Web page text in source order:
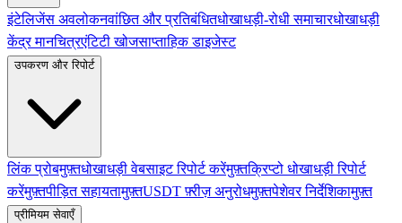
इंटेलिजेंस अवलोकनवांछित और प्रतिबंधितधोखाधड़ी-रोधी समाचारधोखाधड़ी
केंद्र मानचित्रएंटिटी खोजसाप्ताहिक डाइजेस्ट
उपकरण और रिपोर्ट
लिंक प्रोबमुफ़्तधोखाधड़ी वेबसाइट रिपोर्ट करेंमुफ़्तक्रिप्टो धोखाधड़ी रिपोर्ट
करेंमुफ़्तपीड़ित सहायतामुफ़्तUSDT फ़्रीज़ अनुरोधमुफ़्तपेशेवर निर्देशिकामुफ़्त
प्रीमियम सेवाएँ